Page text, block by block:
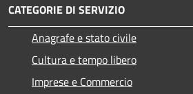
CATEGORIE DI SERVIZIO
Anagrafe e stato civile
Cultura e tempo libero
Imprese e Commercio